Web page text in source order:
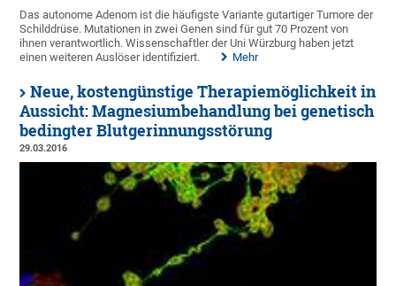
Das autonome Adenom ist die häufigste Variante gutartiger Tumore der
Schilddrüse. Mutationen in zwei Genen sind für gut 70 Prozent von
ihnen verantwortlich. Wissenschaftler der Uni Würzburg haben jetzt
einen weiteren Auslöser identifiziert.
Mehr
Neue, kostengünstige Therapiemöglichkeit in
Aussicht: Magnesiumbehandlung bei genetisch
bedingter Blutgerinnungsstörung
29.03.2016